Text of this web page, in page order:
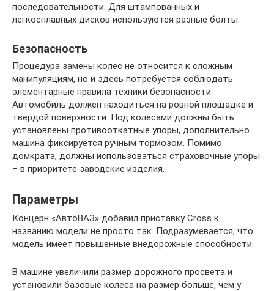
последовательности. Для штампованных и
легкосплавных дисков используются разные болты.
Безопасность
Процедура замены колес не относится к сложным
манипуляциям, но и здесь потребуется соблюдать
элементарные правила техники безопасности.
Автомобиль должен находиться на ровной площадке и
твердой поверхности. Под колесами должны быть
установлены противооткатные упоры, дополнительно
машина фиксируется ручным тормозом. Помимо
домкрата, должны использоваться страховочные упоры
– в приоритете заводские изделия.
Параметры
Концерн «АвтоВАЗ» добавил приставку Cross к
названию модели не просто так. Подразумевается, что
модель имеет повышенные внедорожные способности.
В машине увеличили размер дорожного просвета и
установили базовые колеса на размер больше, чем у